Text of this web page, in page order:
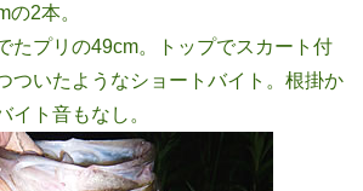
2本。
たプリの49cm。トップでスカート付
ついたようなショートバイト。根掛か
イト音もなし。